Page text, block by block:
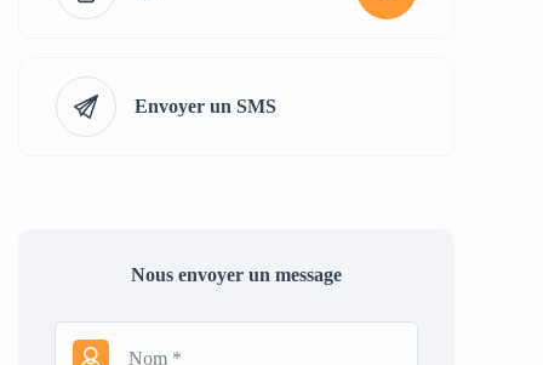
Envoyer un SMS
Nous envoyer un message